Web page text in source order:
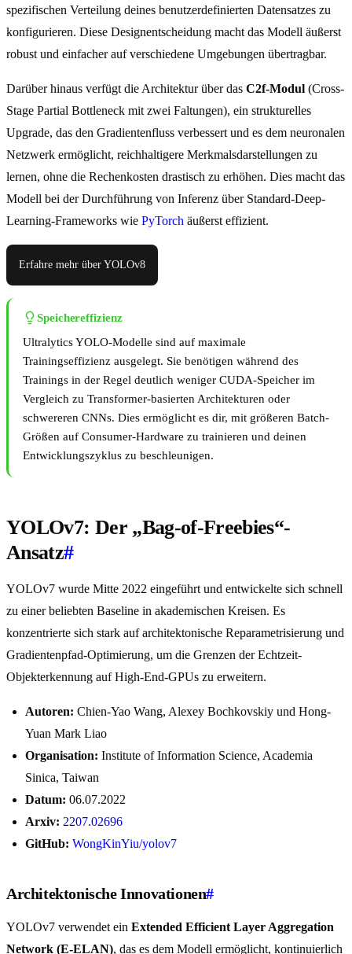
spezifischen Verteilung deines benutzerdefinierten Datensatzes zu
konfigurieren. Diese Designentscheidung macht das Modell äußerst
robust und einfacher auf verschiedene Umgebungen übertragbar.
Darüber hinaus verfügt die Architektur über das C2f-Modul (Cross-
Stage Partial Bottleneck mit zwei Faltungen), ein strukturelles
Upgrade, das den Gradientenfluss verbessert und es dem neuronalen
Netzwerk ermöglicht, reichhaltigere Merkmalsdarstellungen zu
lernen, ohne die Rechenkosten drastisch zu erhöhen. Dies macht das
Modell bei der Durchführung von Inferenz über Standard-Deep-
Learning-Frameworks wie PyTorch äußerst effizient.
Erfahre mehr über YOLOv8
Speichereffizienz
Ultralytics YOLO-Modelle sind auf maximale
Trainingseffizienz ausgelegt. Sie benötigen während des
Trainings in der Regel deutlich weniger CUDA-Speicher im
Vergleich zu Transformer-basierten Architekturen oder
schwereren CNNs. Dies ermöglicht es dir, mit größeren Batch-
Größen auf Consumer-Hardware zu trainieren und deinen
Entwicklungszyklus zu beschleunigen.
YOLOv7: Der „Bag-of-Freebies“-
Ansatz#
YOLOv7 wurde Mitte 2022 eingeführt und entwickelte sich schnell
zu einer beliebten Baseline in akademischen Kreisen. Es
konzentrierte sich stark auf architektonische Reparametrisierung und
Gradientenpfad-Optimierung, um die Grenzen der Echtzeit-
Objekterkennung auf High-End-GPUs zu erweitern.
Autoren: Chien-Yao Wang, Alexey Bochkovskiy und Hong-
Yuan Mark Liao
Organisation: Institute of Information Science, Academia
Sinica, Taiwan
Datum: 06.07.2022
Arxiv: 2207.02696
GitHub: WongKinYiu/yolov7
Architektonische Innovationen#
YOLOv7 verwendet ein Extended Efficient Layer Aggregation
Network (E-ELAN), das es dem Modell ermöglicht, kontinuierlich